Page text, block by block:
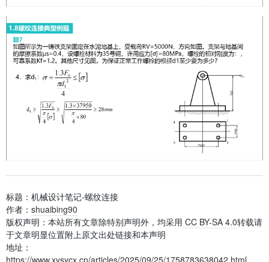
标题：机械设计笔记-螺纹连接
作者： shuaibing90
版权声明：本站所有文章除特别声明外，均采用 CC BY-SA 4.0转载请
于文章明显位置附上原文出处链接和本声明
地址：
https://www.xysycx.cn/articles/2025/09/25/1758783638042.html